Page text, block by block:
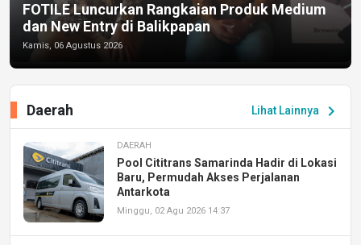
FOTILE Luncurkan Rangkaian Produk Medium
dan New Entry di Balikpapan
Kamis, 06 Agustus 2026
Lihat Lainnya chevron_right
Daerah
DAERAH
Pool Cititrans Samarinda Hadir di Lokasi
Baru, Permudah Akses Perjalanan
Antarkota
Minggu, 02 Agu 2026 14:37